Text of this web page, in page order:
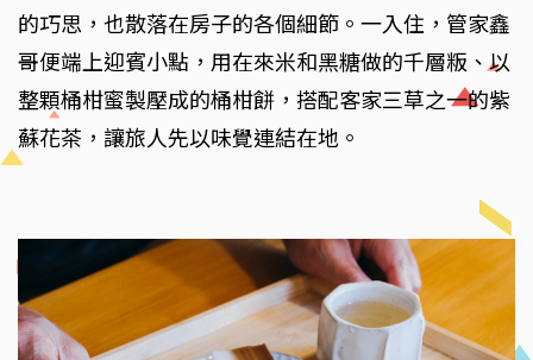
的巧思，也散落在房子的各個細節。一入住，管家鑫
哥便端上迎賓小點，用在來米和黑糖做的千層粄、以
整顆桶柑蜜製壓成的桶柑餅，搭配客家三草之一的紫
蘇花茶，讓旅人先以味覺連結在地。